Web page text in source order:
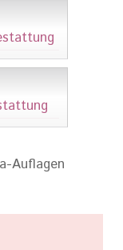
Auflagen